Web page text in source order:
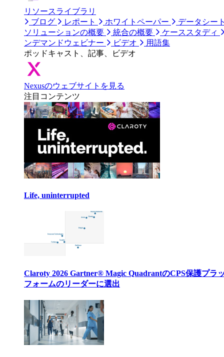
リソースライブラリ
ブログ
レポート ホワイトペーパー
データシー
ソリューションの概要
統合の概要
ケーススタディ
ンデマンドウェビナー
ビデオ
用語集
ポッドキャスト、記事、ビデオ
Nexusのウェブサイトを見る
注目コンテンツ
Life, uninterrupted
Claroty 2026 Gartner® Magic QuadrantのCPS保護プラ
フォームのリーダーに選出